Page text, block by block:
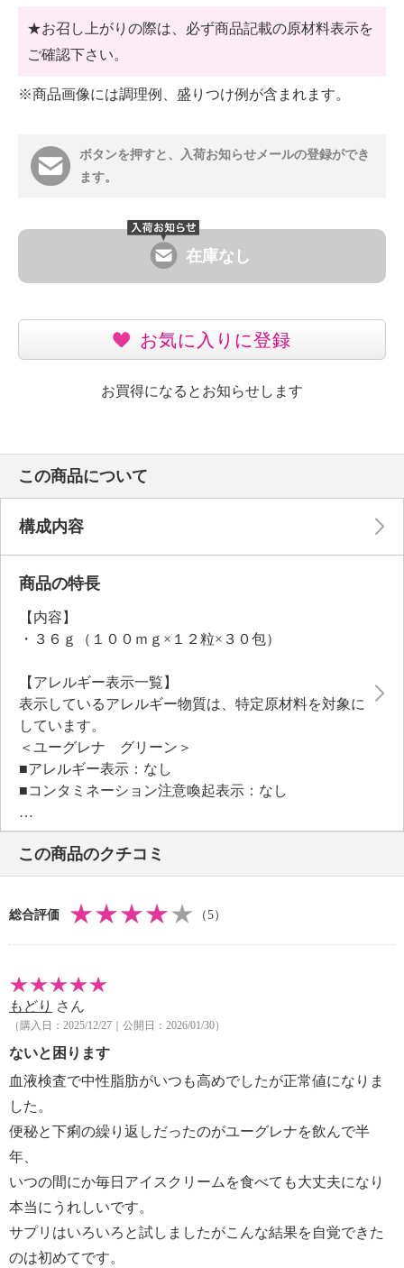
★お召し上がりの際は、必ず商品記載の原材料表示を
ご確認下さい。
※商品画像には調理例、盛りつけ例が含まれます。
ボタンを押すと、入荷お知らせメールの登録ができ
ます。
在庫なし
お気に入りに登録
お買得になるとお知らせします
この商品について
構成内容
商品の特長
【内容】
・３６ｇ（１００ｍｇ×１２粒×３０包）
【アレルギー表示一覧】
表示しているアレルギー物質は、特定原材料を対象に
しています。
＜ユーグレナ グリーン＞
■アレルギー表示：なし
■コンタミネーション注意喚起表示：なし
“ユーグレナ”に独自成分ＣＧＦ（クロレラグロスファ
クター）を含むクロレラと、生きた有胞子性乳酸菌を
の不飽和脂肪酸、カロテノイド、葉緑素、特別な食物
繊維様成分パラミロンといった合計５９種類もの栄養
リーン」です。
【期限表示】
・開封前：商品記載の通り
【何日／何ヶ月／何回分／何食分】
・約３０日分 ※使用方法により異なる
【同梱書類】
・あり
※原料原産地について、商品パッケージと差異がある
場合がありますが、商品説明に記載しているとおりで
す
この商品のクチコミ
総合評価 （5）
もどり さん
（購入日：2025/12/27｜公開日：2026/01/30）
ないと困ります
血液検査で中性脂肪がいつも高めでしたが正常値になりま
した。
便秘と下痢の繰り返しだったのがユーグレナを飲んで半
年、
いつの間にか毎日アイスクリームを食べても大丈夫になり
本当にうれしいです。
サプリはいろいろと試しましたがこんな結果を自覚できた
のは初めてです。